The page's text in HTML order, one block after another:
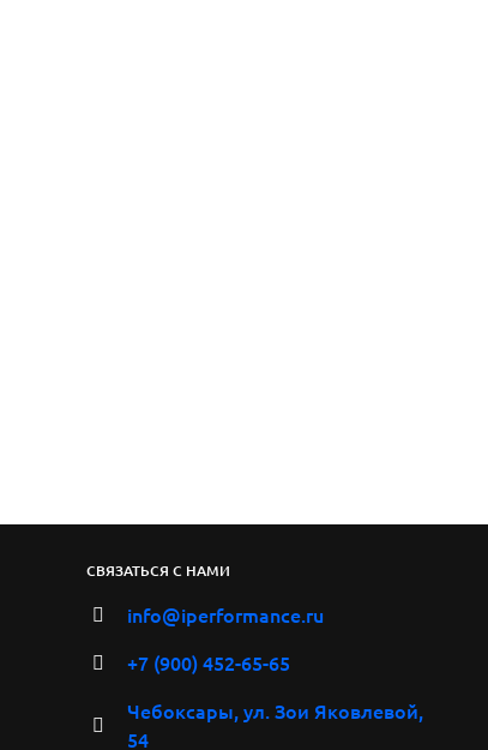
СВЯЗАТЬСЯ С НАМИ
info@iperformance.ru
+7 (900) 452-65-65
Чебоксары, ул. Зои Яковлевой,
54